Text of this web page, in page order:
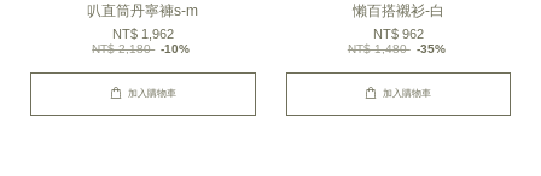
叭直筒丹寧褲s-m
NT$ 1,962
NT$ 2,180 -10%
加入購物車
懶百搭襯衫-白
NT$ 962
NT$ 1,480 -35%
加入購物車